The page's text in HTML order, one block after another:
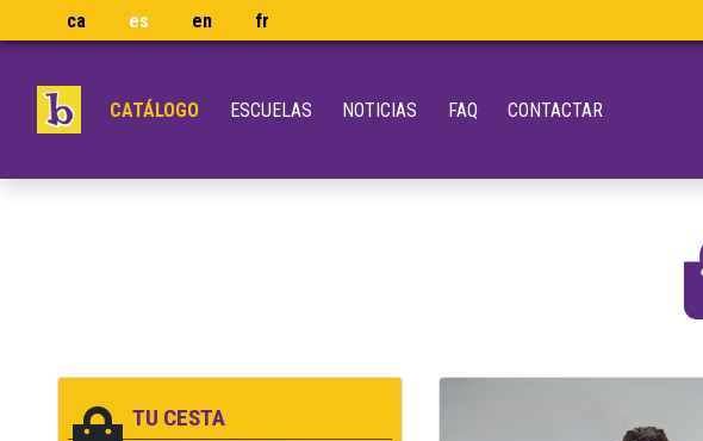
ca es en fr
CATÁLOGO ESCUELAS NOTICIAS FAQ CONTACTAR
TU CESTA